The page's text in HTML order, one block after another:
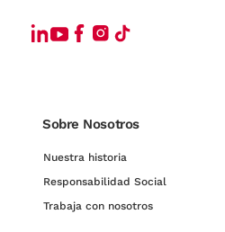
Sobre Nosotros
Nuestra historia
Responsabilidad Social
Trabaja con nosotros